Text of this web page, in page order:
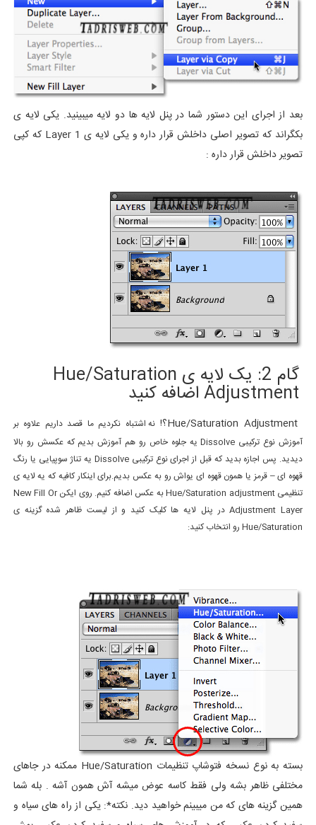
بعد از اجرای این دستور شما در پنل لایه ها دو لایه میبینید. یکی لایه ی
بکگراند که تصویر اصلی داخلش قرار داره و یکی لایه ی Layer 1 که کپی
تصویر داخلش قرار داره :
گام 2: یک لایه ی Hue/Saturation
Adjustment اضافه کنید
Hue/Saturation Adjustment؟!
نه اشتباه نکردیم ما قصد داریم علاوه بر
آموزش نوع ترکیبی Dissolve یه جلوه خاص رو هم آموزش بدیم که عکسش رو بالا
دیدید. پس اجازه بدید که قبل از اجرای نوع ترکیبی Dissolve یه تناژ سوپیایی یا رنگ
قهوه ای – قرمز یا همون قهوه ای یواش رو به عکس بدیم.برای اینکار کافیه که یه لایه ی
تنظیمی Hue/Saturation adjustment به عکس اضافه کنیم. روی ایکن New Fill Or
Adjustment Layer در پنل لایه ها کلیک کنید و از لیست
ظاهرشدهگزینه ی
Hue/Saturation رو انتخاب کنید:
بسته به نوع نسخه فتوشاپ تنظیمات Hue/Saturation ممکنه در جاهای
مختلفی ظاهر بشه ولی فقط کاسه عوض میشه آش همون آشه . بله شما
همین گزینه های که من میبینم خواهید دید. نکته*: یکی از راه های سیاه و